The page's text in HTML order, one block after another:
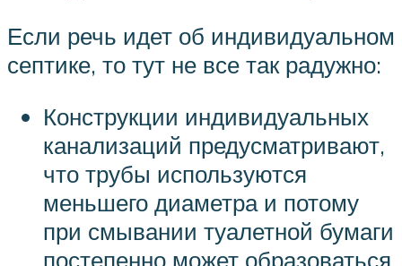
Если речь идет об индивидуальном
септике, то тут не все так радужно:
Конструкции индивидуальных
канализаций предусматривают,
что трубы используются
меньшего диаметра и потому
при смывании туалетной бумаги
постепенно может образоваться